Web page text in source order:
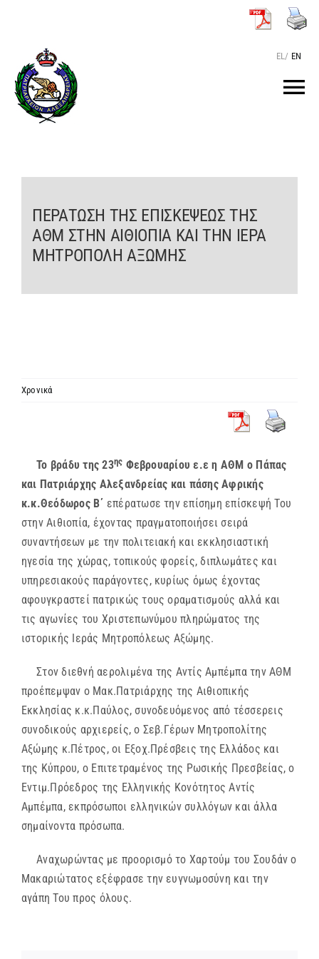
περιεχόμενο
EL/ EN
ΤΟ ΠΑΤΡΙΑΡΧΕΙΟ
ΕΝΗΜΕΡΩΣΗ
ΣΥΝΔΕΣΕΙΣ
ΠΕΡΑΤΩΣΗ ΤΗΣ ΕΠΙΣΚΕΨΕΩΣ ΤΗΣ
ΑΘΜ ΣΤΗΝ ΑΙΘΙΟΠΙΑ ΚΑΙ ΤΗΝ ΙΕΡΑ
ΜΗΤΡΟΠΟΛΗ ΑΞΩΜΗΣ
Χρονικά
Το βράδυ της 23ης Φεβρουαρίου ε.ε η ΑΘΜ ο Πάπας
και Πατριάρχης Αλεξανδρείας και πάσης Αφρικής
κ.κ.Θεόδωρος Β΄ επέρατωσε την επίσημη επίσκεψή Του
στην Αιθιοπία, έχοντας πραγματοποιήσει σειρά
συναντήσεων με την πολιτειακή και εκκλησιαστική
ηγεσία της χώρας, τοπικούς φορείς, διπλωμάτες και
υπηρεσιακούς παράγοντες, κυρίως όμως έχοντας
αφουγκραστεί πατρικώς τους οραματισμούς αλλά και
τις αγωνίες του Χριστεπωνύμου πληρώματος της
ιστορικής Ιεράς Μητροπόλεως Αξώμης.
Στον διεθνή αερολιμένα της Αντίς Αμπέμπα την ΑΘΜ
προέπεμψαν ο Μακ.Πατριάρχης της Αιθιοπικής
Εκκλησίας κ.κ.Παύλος, συνοδευόμενος από τέσσερεις
συνοδικούς αρχιερείς, ο Σεβ.Γέρων Μητροπολίτης
Αξώμης κ.Πέτρος, οι Εξοχ.Πρέσβεις της Ελλάδος και
της Κύπρου, ο Επιτετραμένος της Ρωσικής Πρεσβείας, ο
Εντιμ.Πρόεδρος της Ελληνικής Κονότητος Αντίς
Αμπέμπα, εκπρόσωποι ελληνικών συλλόγων και άλλα
σημαίνοντα πρόσωπα.
Αναχωρώντας με προορισμό το Χαρτούμ του Σουδάν ο
Μακαριώτατος εξέφρασε την ευγνωμοσύνη και την
αγάπη Του προς όλους.